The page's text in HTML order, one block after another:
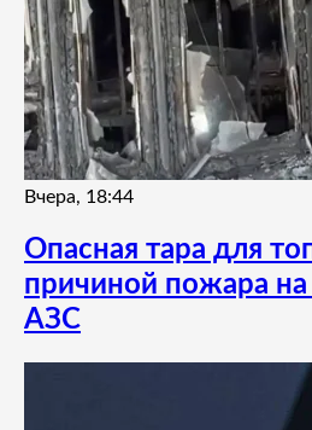
Вчера, 18:44
Опасная тара для
причиной пожара на
АЗС